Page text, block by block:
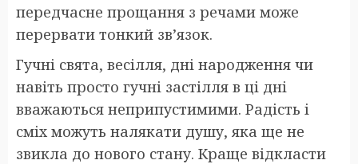
передчасне прощання з речами може
перервати тонкий зв’язок.
Гучні свята, весілля, дні народження чи
навіть просто гучні застілля в ці дні
вважаються неприпустимими. Радість і
сміх можуть налякати душу, яка ще не
звикла до нового стану. Краще відкласти